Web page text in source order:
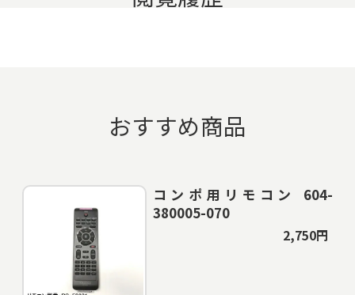
おすすめ商品
コンポ用リモコン 604-
380005-070
2,750円